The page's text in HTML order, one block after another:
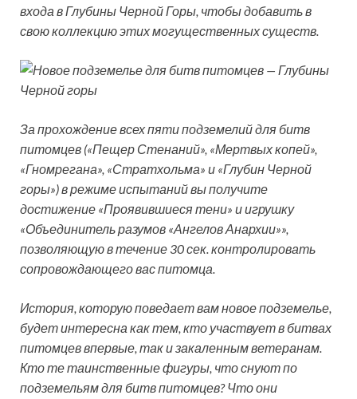
входа в Глубины Черной Горы, чтобы добавить в
свою коллекцию этих могущественных существ.
За прохождение всех пяти подземелий для битв
питомцев («Пещер Стенаний», «Мертвых копей»,
«Гномрегана», «Стратхольма» и «Глубин Черной
горы») в режиме испытаний вы получите
достижение «Проявившиеся тени» и игрушку
«Объединитель разумов «Ангелов Анархии»»,
позволяющую в течение 30 сек. контролировать
сопровождающего вас питомца.
История, которую поведает вам новое подземелье,
будет интересна как тем, кто участвует в битвах
питомцев впервые, так и закаленным ветеранам.
Кто те таинственные фигуры, что снуют по
подземельям для битв питомцев? Что они